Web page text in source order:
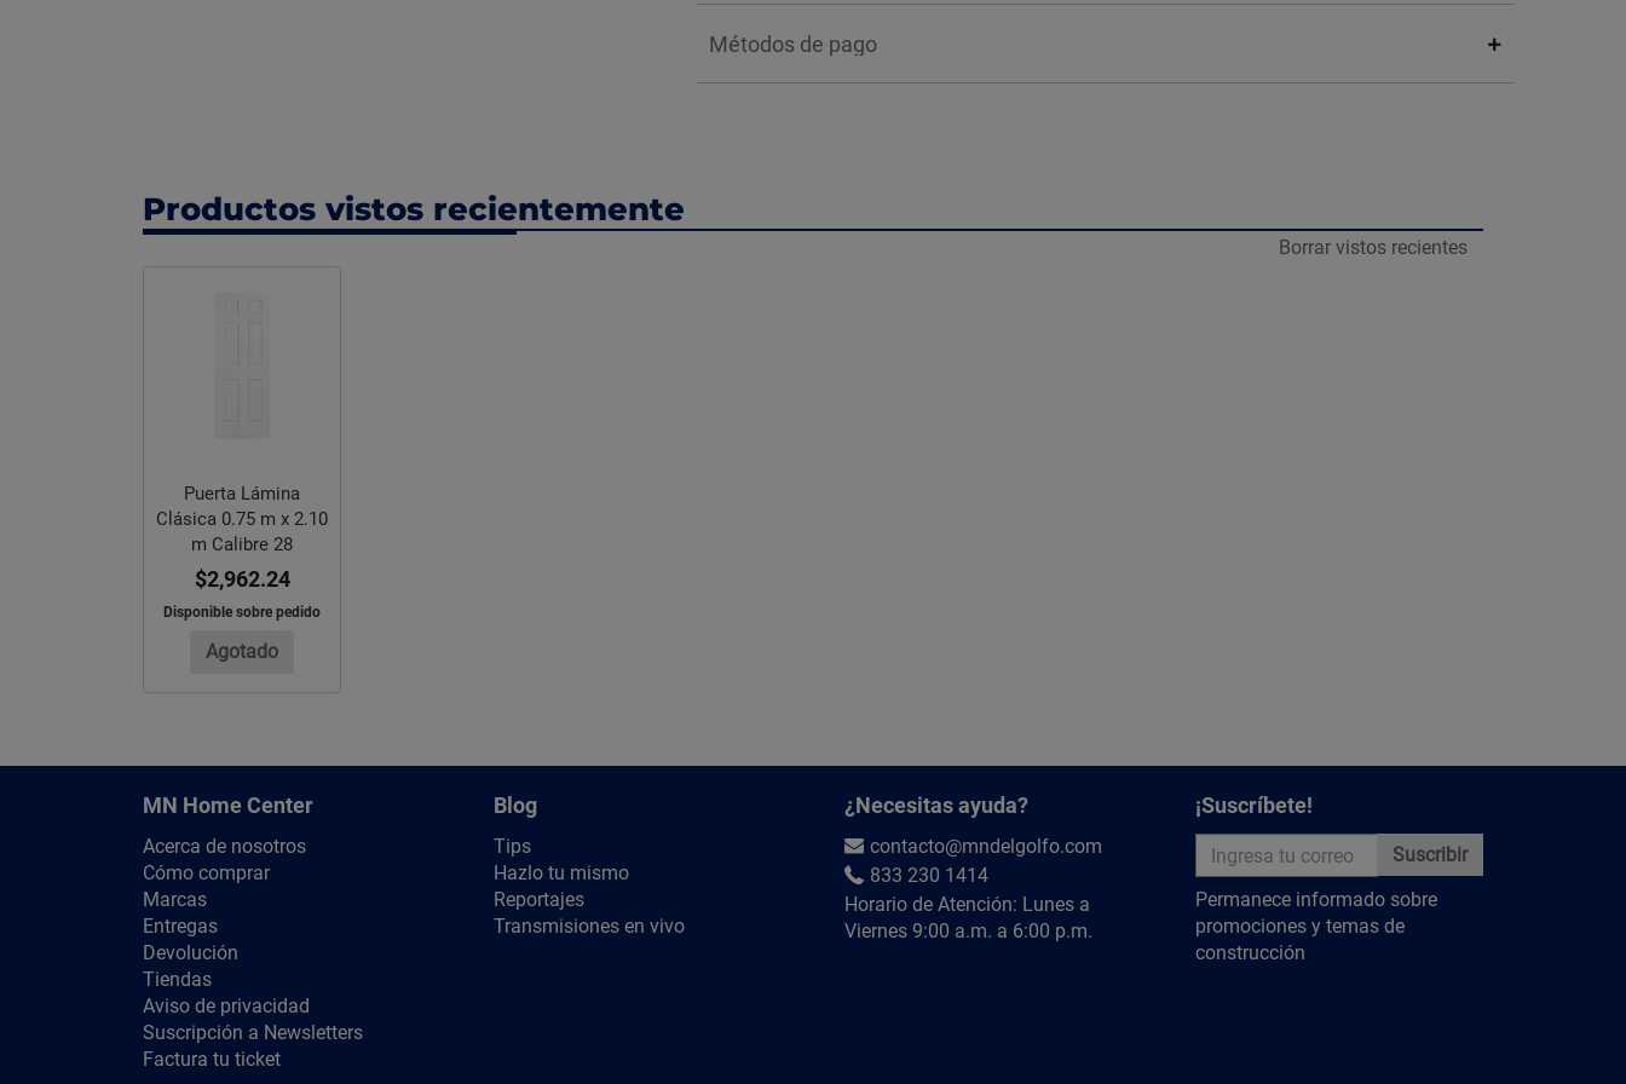
Métodos de pago
Productos vistos recientemente
Borrar vistos recientes
Puerta Lámina
Clásica 0.75 m x 2.10
m Calibre 28
$2,962.24
Disponible sobre pedido
Agotado
MN Home Center
Acerca de nosotros
Cómo comprar
Marcas
Entregas
Devolución
Tiendas
Aviso de privacidad
Suscripción a Newsletters
Factura tu ticket
Blog
Tips
Hazlo tu mismo
Reportajes
Transmisiones en vivo
¿Necesitas ayuda?
contacto@mndelgolfo.com
833 230 1414
Horario de Atención: Lunes a
Viernes 9:00 a.m. a 6:00 p.m.
¡Suscríbete!
Suscribir
Permanece informado sobre
promociones y temas de
construcción